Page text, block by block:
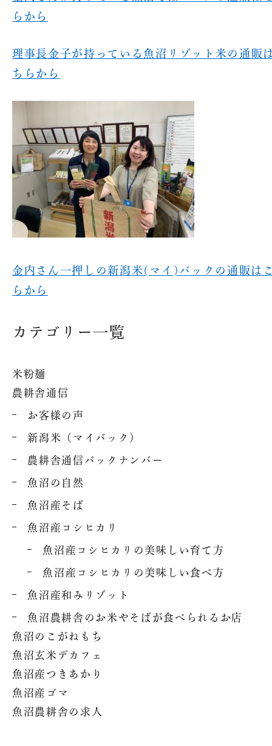
トップ
法人概要
求人情報
魚沼ってどんなところ？
魚沼産コシヒカリの魚沼農
耕舎
美味しさの秘密
お問い合わせ
特定商取引法に基づく表記
SNS
らから
理事長金子が持っている魚沼リゾット米の通販
ちらから
金内さん一押しの新潟米(マイ)バックの通販は
らから
カテゴリー一覧
米粉麺
農耕舎通信
お客様の声
新潟米（マイバック）
農耕舎通信バックナンバー
魚沼の自然
魚沼産そば
魚沼産コシヒカリ
魚沼産コシヒカリの美味しい育て方
魚沼産コシヒカリの美味しい食べ方
魚沼産和みリゾット
魚沼農耕舎のお米やそばが食べられるお店
魚沼のこがねもち
魚沼玄米デカフェ
魚沼産つきあかり
魚沼産ゴマ
魚沼農耕舎の求人